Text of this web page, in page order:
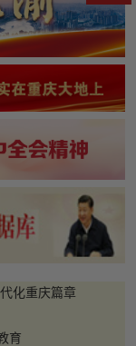
化重庆篇章
育